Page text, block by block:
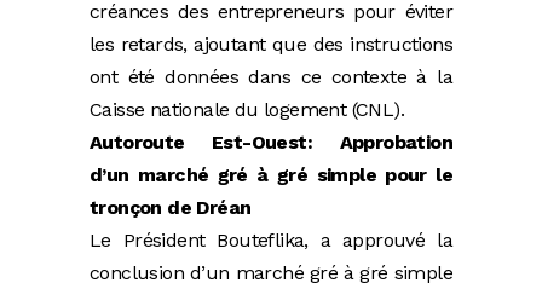
créances des entrepreneurs pour éviter
les retards, ajoutant que des instructions
ont été données dans ce contexte à la
Caisse nationale du logement (CNL).
Autoroute Est-Ouest: Approbation
d’un marché gré à gré simple pour le
tronçon de Dréan
Le Président Bouteflika, a approuvé la
conclusion d’un marché gré à gré simple